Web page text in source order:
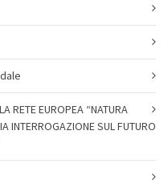
RETE EUROPEA “NATURA
INTERROGAZIONE SUL FUTURO